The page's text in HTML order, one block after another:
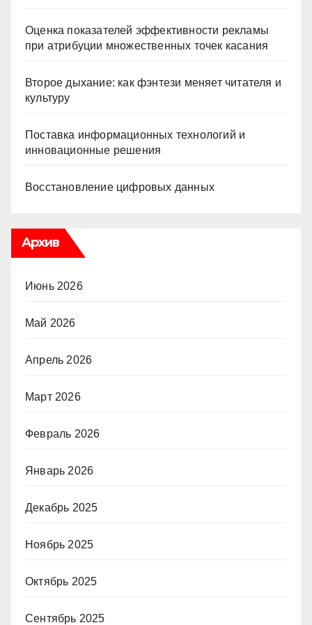
Оценка показателей эффективности рекламы
при атрибуции множественных точек касания
Второе дыхание: как фэнтези меняет читателя и
культуру
Поставка информационных технологий и
инновационные решения
Восстановление цифровых данных
Архив
Июнь 2026
Май 2026
Апрель 2026
Март 2026
Февраль 2026
Январь 2026
Декабрь 2025
Ноябрь 2025
Октябрь 2025
Сентябрь 2025